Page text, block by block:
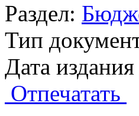
Раздел:
Тип
Дата
Отпечатать